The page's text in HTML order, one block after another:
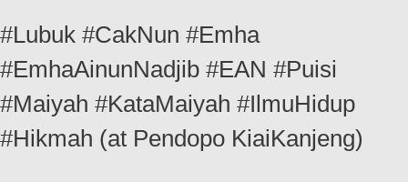
#Lubuk #CakNun #Emha
#EmhaAinunNadjib #EAN #Puisi
#Maiyah #KataMaiyah #IlmuHidup
#Hikmah (at Pendopo KiaiKanjeng)